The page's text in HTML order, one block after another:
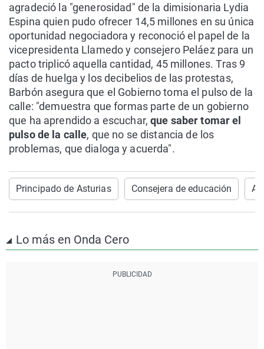
agradeció la "generosidad" de la dimisionaria Lydia
Espina quien pudo ofrecer 14,5 millones en su única
oportunidad negociadora y reconoció el papel de la
vicepresidenta Llamedo y consejero Peláez para un
pacto triplicó aquella cantidad, 45 millones. Tras 9
días de huelga y los decibelios de las protestas,
Barbón asegura que el Gobierno toma el pulso de la
calle: "demuestra que formas parte de un gobierno
que ha aprendido a escuchar,que saber tomar el
pulso de la calle, que no se distancia de los
problemas, que dialoga y acuerda".
Principado de Asturias Consejera de educación
Lo más en Onda Cero